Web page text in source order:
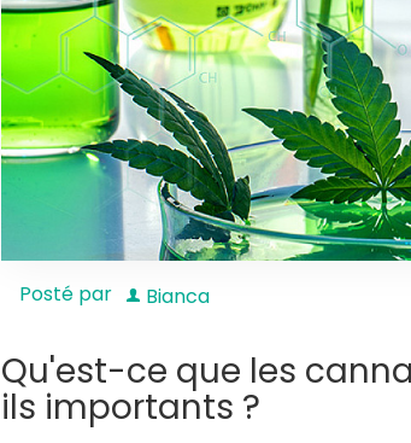
Posté par Bianca
Qu'est-ce que les
ils importants ?